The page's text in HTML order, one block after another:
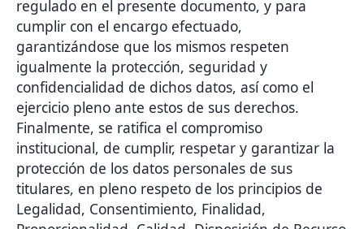
regulado en el presente documento, y para
cumplir con el encargo efectuado,
garantizándose que los mismos respeten
igualmente la protección, seguridad y
confidencialidad de dichos datos, así como el
ejercicio pleno ante estos de sus derechos.
Finalmente, se ratifica el compromiso
institucional, de cumplir, respetar y garantizar la
protección de los datos personales de sus
titulares, en pleno respeto de los principios de
Legalidad, Consentimiento, Finalidad,